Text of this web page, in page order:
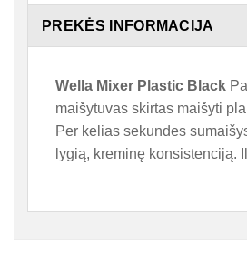
PREKĖS INFORMACIJA
Wella Mixer Plastic Black
maišytuvas skirtas maišyti
Per kelias sekundes
lygią, kreminę konsistenciją.